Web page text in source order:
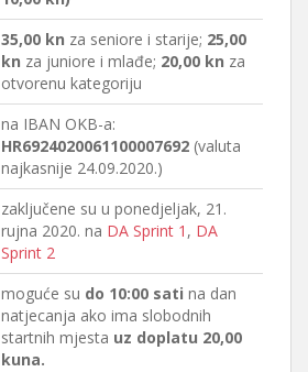
35,00 kn za seniore i starije; 25,00
kn za juniore i mlađe; 20,00 kn za
otvorenu kategoriju
na IBAN OKB-a:
HR6924020061100007692 (valuta
najkasnije 24.09.2020.)
zaključene su u ponedjeljak, 21.
rujna 2020. na DA Sprint 1 , DA
Sprint 2
moguće su do 10:00 sati na dan
natjecanja ako ima slobodnih
startnih mjesta uz doplatu 20,00
kuna.